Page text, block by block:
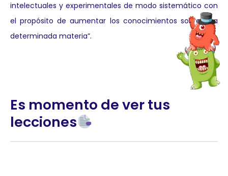
intelectuales y experimentales de modo sistemático con
el propósito de aumentar los conocimientos sobre una
determinada materia”.
Es momento de ver tus
lecciones